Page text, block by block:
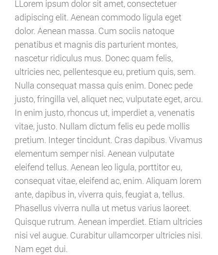
LLorem ipsum dolor sit amet, consectetuer
adipiscing elit. Aenean commodo ligula eget
dolor. Aenean massa. Cum sociis natoque
penatibus et magnis dis parturient montes,
nascetur ridiculus mus. Donec quam felis,
ultricies nec, pellentesque eu, pretium quis, sem.
Nulla consequat massa quis enim. Donec pede
justo, fringilla vel, aliquet nec, vulputate eget, arcu.
In enim justo, rhoncus ut, imperdiet a, venenatis
vitae, justo. Nullam dictum felis eu pede mollis
pretium. Integer tincidunt. Cras dapibus. Vivamus
elementum semper nisi. Aenean vulputate
eleifend tellus. Aenean leo ligula, porttitor eu,
consequat vitae, eleifend ac, enim. Aliquam lorem
ante, dapibus in, viverra quis, feugiat a, tellus.
Phasellus viverra nulla ut metus varius laoreet.
Quisque rutrum. Aenean imperdiet. Etiam ultricies
nisi vel augue. Curabitur ullamcorper ultricies nisi.
Nam eget dui.